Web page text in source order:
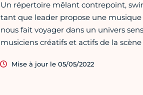
Un répertoire mêlant contrepoint,
tant que leader propose une
nous fait voyager dans un univers
musiciens créatifs et actifs de la
Mise à jour le 05/05/2022